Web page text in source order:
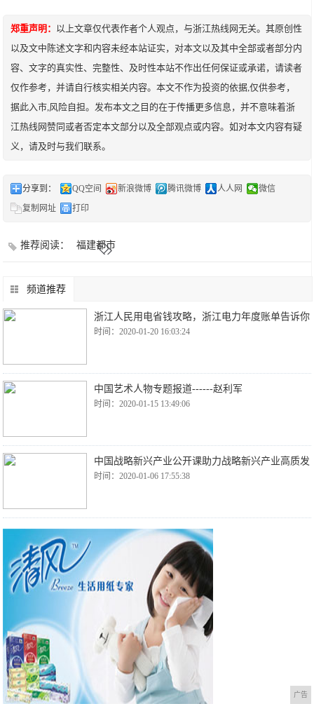
郑重声明： 以上文章仅代表作者个人观点，与浙江热线网无关。其原创性
以及文中陈述文字和内容未经本站证实，对本文以及其中全部或者部分内
容、文字的真实性、完整性、及时性本站不作出任何保证或承诺，请读者
仅作参考，并请自行核实相关内容。本文不作为投资的依据,仅供参考，
据此入市,风险自担。发布本文之目的在于传播更多信息，并不意味着浙
江热线网赞同或者否定本文部分以及全部观点或内容。如对本文内容有疑
义，请及时与我们联系。
分享到： QQ空间 新浪微博 腾讯微博 人人网
微信
复制网址
打印
推荐阅读： 福建都市
频道推荐
浙江人民用电省钱攻略，浙江电力年度账单告诉你
时间：2020-01-20 16:03:24
中国艺术人物专题报道------赵利军
时间：2020-01-15 13:49:06
中国战略新兴产业公开课助力战略新兴产业高质发
时间：2020-01-06 17:55:38
广告